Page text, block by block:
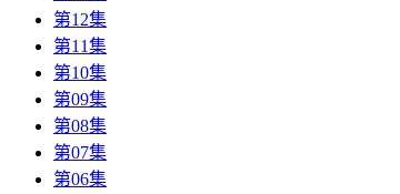
第12集
第11集
第10集
第09集
第08集
第07集
第06集